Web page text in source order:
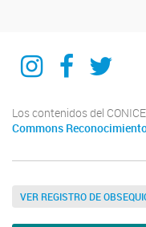
IIPGIIPG
IIPG
Los contenidos del
Commons
VER REGISTRO DE